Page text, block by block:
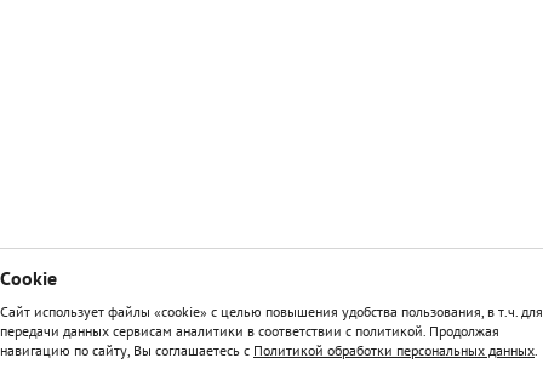
Сookie
Сайт использует файлы «cookie» с целью повышения удобства пользования, в т.ч. для
передачи данных сервисам аналитики в соответствии с политикой. Продолжая
навигацию по сайту, Вы соглашаетесь с Политикой обработки персональных данных.